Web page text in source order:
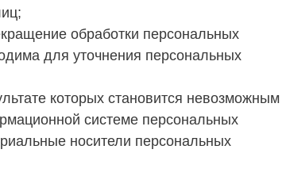
обработки персональных
для уточнения персональных
которых становится невозможным
системе персональных
носители персональных